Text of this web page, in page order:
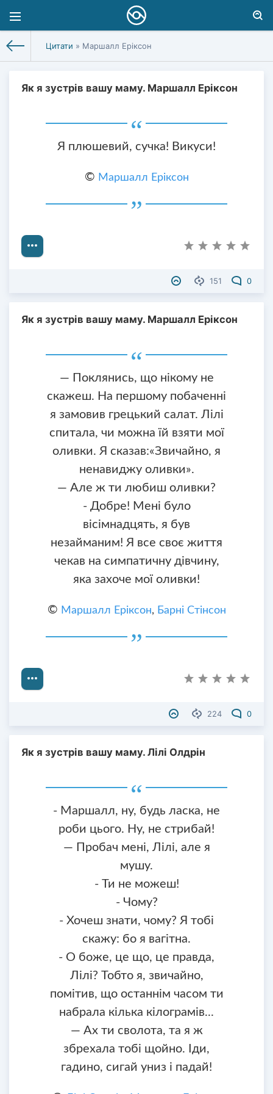
Цитати » Маршалл Еріксон
Як я зустрів вашу маму. Маршалл Еріксон
Я плюшевий, сучка! Викуси!
© Маршалл Еріксон
151 0
Як я зустрів вашу маму. Маршалл Еріксон
— Поклянись, що нікому не
скажеш. На першому побаченні
я замовив грецький салат. Лілі
спитала, чи можна їй взяти мої
оливки. Я сказав:«Звичайно, я
ненавиджу оливки».
— Але ж ти любиш оливки?
- Добре! Мені було
вісімнадцять, я був
незайманим! Я все своє життя
чекав на симпатичну дівчину,
яка захоче мої оливки!
© Маршалл Еріксон, Барні Стінсон
224 0
Як я зустрів вашу маму. Лілі Олдрін
- Маршалл, ну, будь ласка, не
роби цього. Ну, не стрибай!
— Пробач мені, Лілі, але я
мушу.
- Ти не можеш!
- Чому?
- Хочеш знати, чому? Я тобі
скажу: бо я вагітна.
- О боже, це що, це правда,
Лілі? Тобто я, звичайно,
помітив, що останнім часом ти
набрала кілька кілограмів...
— Ах ти сволота, та я ж
збрехала тобі щойно. Іди,
гадино, сигай униз і падай!